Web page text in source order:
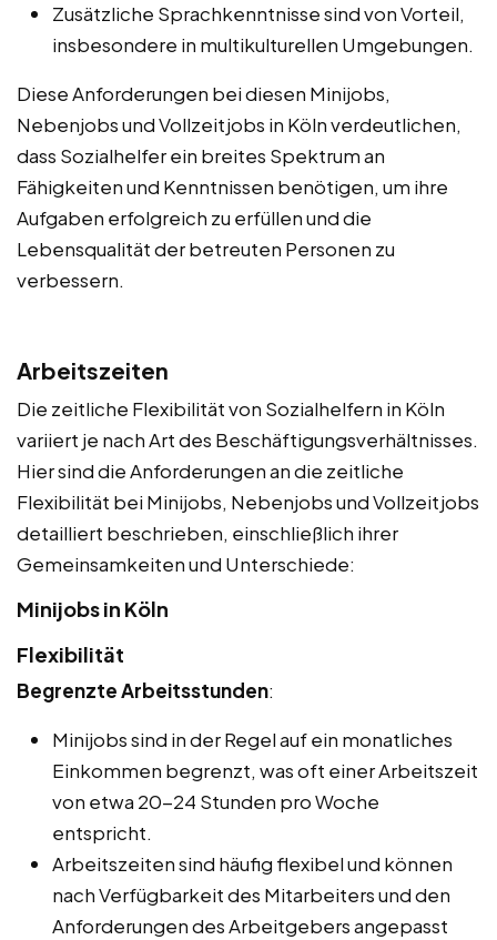
Zusätzliche Sprachkenntnisse sind von Vorteil,
insbesondere in multikulturellen Umgebungen.
Diese Anforderungen bei diesen Minijobs,
Nebenjobs und Vollzeitjobs in Köln verdeutlichen,
dass Sozialhelfer ein breites Spektrum an
Fähigkeiten und Kenntnissen benötigen, um ihre
Aufgaben erfolgreich zu erfüllen und die
Lebensqualität der betreuten Personen zu
verbessern.
Arbeitszeiten
Die zeitliche Flexibilität von Sozialhelfern in Köln
variiert je nach Art des Beschäftigungsverhältnisses.
Hier sind die Anforderungen an die zeitliche
Flexibilität bei Minijobs, Nebenjobs und Vollzeitjobs
detailliert beschrieben, einschließlich ihrer
Gemeinsamkeiten und Unterschiede:
Minijobs in Köln
Flexibilität
Begrenzte Arbeitsstunden:
Minijobs sind in der Regel auf ein monatliches
Einkommen begrenzt, was oft einer Arbeitszeit
von etwa 20-24 Stunden pro Woche
entspricht.
Arbeitszeiten sind häufig flexibel und können
nach Verfügbarkeit des Mitarbeiters und den
Anforderungen des Arbeitgebers angepasst